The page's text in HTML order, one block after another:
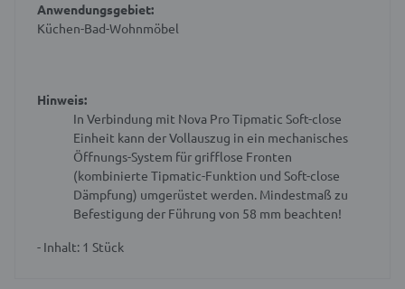
Anwendungsgebiet:
Küchen-Bad-Wohnmöbel
Hinweis:
In Verbindung mit Nova Pro Tipmatic Soft-close
Einheit kann der Vollauszug in ein mechanisches
Öffnungs-System für grifflose Fronten
(kombinierte Tipmatic-Funktion und Soft-close
Dämpfung) umgerüstet werden. Mindestmaß zu
Befestigung der Führung von 58 mm beachten!
- Inhalt: 1 Stück